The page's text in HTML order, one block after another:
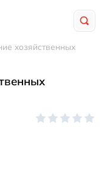
хозяйственных